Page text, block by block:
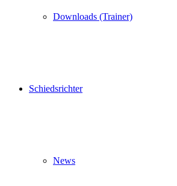
Downloads (Trainer)
Schiedsrichter
News